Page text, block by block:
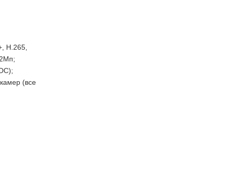
H.265,
(все